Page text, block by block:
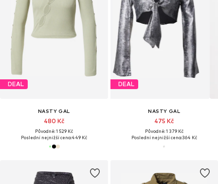
DEAL
NASTY GAL
480 Kč
Původně: 1 529 Kč
Poslední nejnižší cena:449 Kč
DEAL
NASTY GAL
475 Kč
Původně: 1 379 Kč
Poslední nejnižší cena:364 Kč